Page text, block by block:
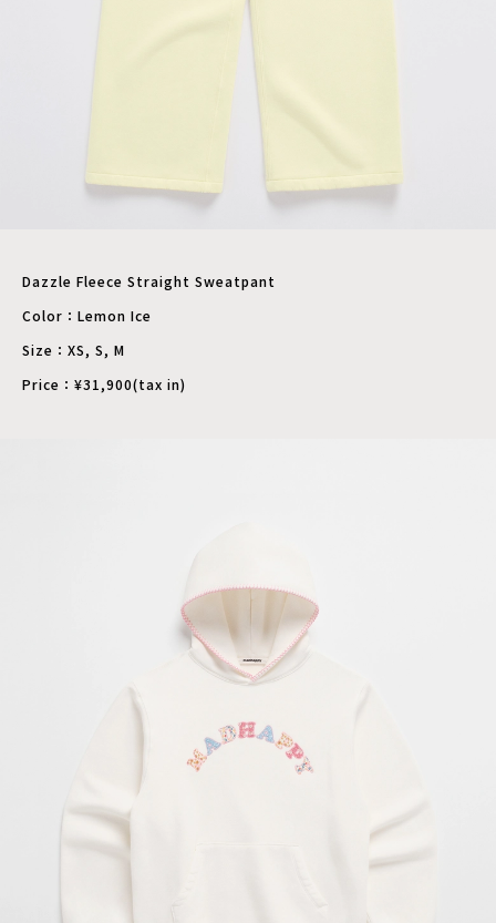
Dazzle Fleece Straight Sweatpant
Color：Lemon Ice
Size：XS, S, M
Price：¥31,900(tax in)